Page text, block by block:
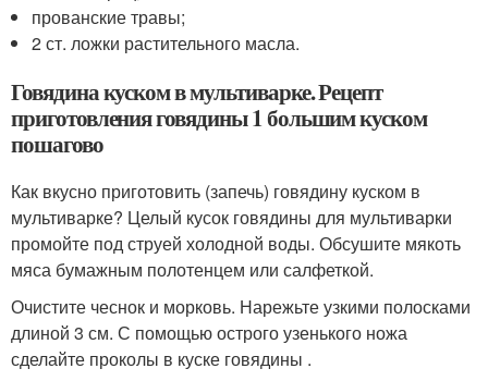
прованские травы;
2 ст. ложки растительного масла.
Говядина куском в мультиварке. Рецепт
приготовления говядины 1 большим куском
пошагово
Как вкусно приготовить (запечь) говядину куском в
мультиварке? Целый кусок говядины для мультиварки
промойте под струей холодной воды. Обсушите мякоть
мяса бумажным полотенцем или салфеткой.
Очистите чеснок и морковь. Нарежьте узкими полосками
длиной 3 см. С помощью острого узенького ножа
сделайте проколы в куске говядины .